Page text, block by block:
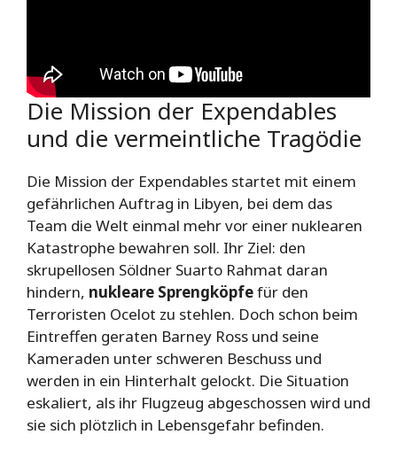
Die Mission der Expendables
und die vermeintliche Tragödie
Die Mission der Expendables startet mit einem
gefährlichen Auftrag in Libyen, bei dem das
Team die Welt einmal mehr vor einer nuklearen
Katastrophe bewahren soll. Ihr Ziel: den
skrupellosen Söldner Suarto Rahmat daran
hindern, nukleare Sprengköpfefür den
Terroristen Ocelot zu stehlen. Doch schon beim
Eintreffen geraten Barney Ross und seine
Kameraden unter schweren Beschuss und
werden in ein Hinterhalt gelockt. Die Situation
eskaliert, als ihr Flugzeug abgeschossen wird und
sie sich plötzlich in Lebensgefahr befinden.